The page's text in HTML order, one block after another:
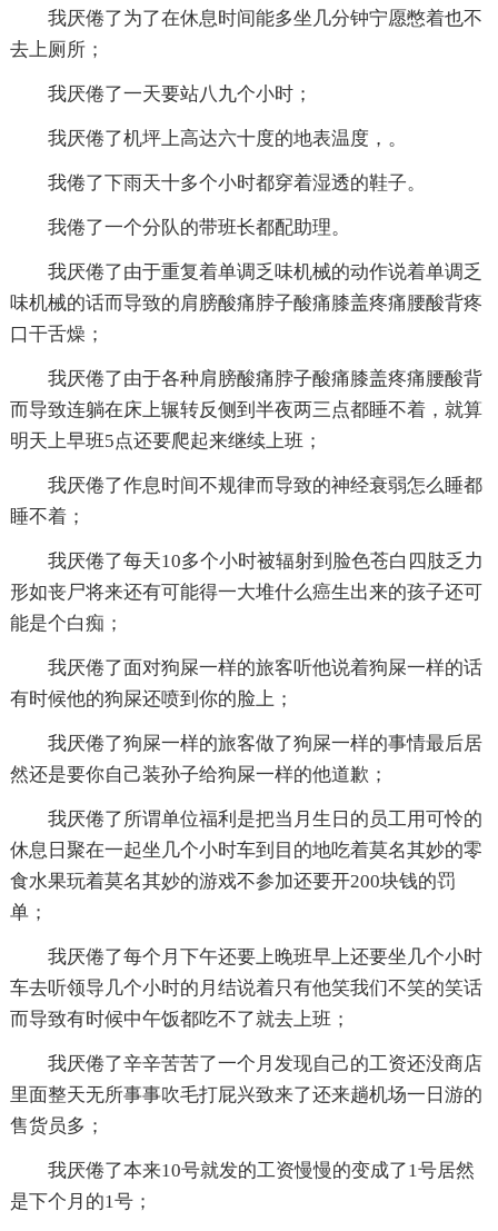
我厌倦了为了在休息时间能多坐几分钟宁愿憋着也不
去上厕所；
我厌倦了一天要站八九个小时；
我厌倦了机坪上高达六十度的地表温度，。
我倦了下雨天十多个小时都穿着湿透的鞋子。
我倦了一个分队的带班长都配助理。
我厌倦了由于重复着单调乏味机械的动作说着单调乏
味机械的话而导致的肩膀酸痛脖子酸痛膝盖疼痛腰酸背疼
口干舌燥；
我厌倦了由于各种肩膀酸痛脖子酸痛膝盖疼痛腰酸背
而导致连躺在床上辗转反侧到半夜两三点都睡不着，就算
明天上早班5点还要爬起来继续上班；
我厌倦了作息时间不规律而导致的神经衰弱怎么睡都
睡不着；
我厌倦了每天10多个小时被辐射到脸色苍白四肢乏力
形如丧尸将来还有可能得一大堆什么癌生出来的孩子还可
能是个白痴；
我厌倦了面对狗屎一样的旅客听他说着狗屎一样的话
有时候他的狗屎还喷到你的脸上；
我厌倦了狗屎一样的旅客做了狗屎一样的事情最后居
然还是要你自己装孙子给狗屎一样的他道歉；
我厌倦了所谓单位福利是把当月生日的员工用可怜的
休息日聚在一起坐几个小时车到目的地吃着莫名其妙的零
食水果玩着莫名其妙的游戏不参加还要开200块钱的罚
单；
我厌倦了每个月下午还要上晚班早上还要坐几个小时
车去听领导几个小时的月结说着只有他笑我们不笑的笑话
而导致有时候中午饭都吃不了就去上班；
我厌倦了辛辛苦苦了一个月发现自己的工资还没商店
里面整天无所事事吹毛打屁兴致来了还来趟机场一日游的
售货员多；
我厌倦了本来10号就发的工资慢慢的变成了1号居然
是下个月的1号；